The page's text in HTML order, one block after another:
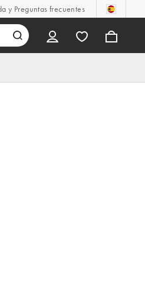
y Preguntas frecuentes